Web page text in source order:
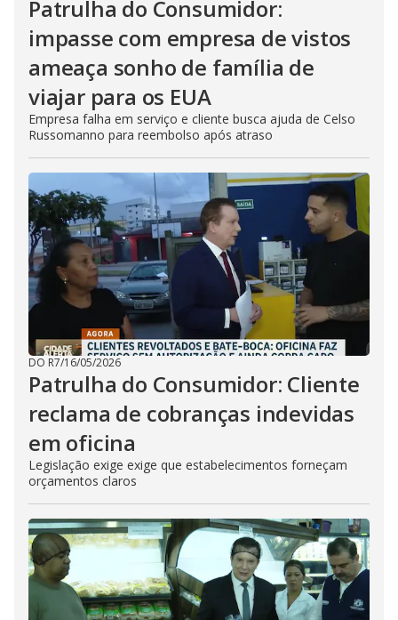
Patrulha do Consumidor:
impasse com empresa de vistos
ameaça sonho de família de
viajar para os EUA
Empresa falha em serviço e cliente busca ajuda de Celso
Russomanno para reembolso após atraso
DO R7/16/05/2026
Patrulha do Consumidor: Cliente
reclama de cobranças indevidas
em oficina
Legislação exige exige que estabelecimentos forneçam
orçamentos claros